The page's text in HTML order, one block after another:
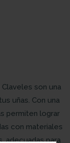
Claveles son una
uñas. Con una
permiten lograr
con materiales
adecuadas para